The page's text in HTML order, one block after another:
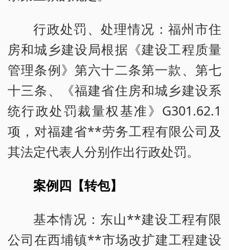
行政处罚、处理情况：福州市住
房和城乡建设局根据《建设工程质量
管理条例》第六十二条第一款、第七
十三条、《福建省住房和城乡建设系
统行政处罚裁量权基准》G301.62.1
项，对福建省**劳务工程有限公司及
其法定代表人分别作出行政处罚。
案例四【转包】
基本情况：东山**建设工程有限
公司在西埔镇**市场改扩建工程建设